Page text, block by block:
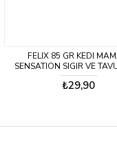
85 GR KEDI MAMASI
SIGIR VE TAVUK ETLI